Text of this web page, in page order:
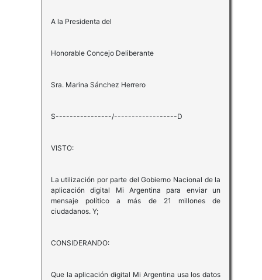
A la Presidenta del
Honorable Concejo Deliberante
Sra. Marina Sánchez Herrero
S----------------/------------------D
VISTO:
La utilización por parte del Gobierno Nacional de la
aplicación digital Mi Argentina para enviar un
mensaje político a más de 21 millones de
ciudadanos. Y;
CONSIDERANDO:
Que la aplicación digital Mi Argentina usa los datos